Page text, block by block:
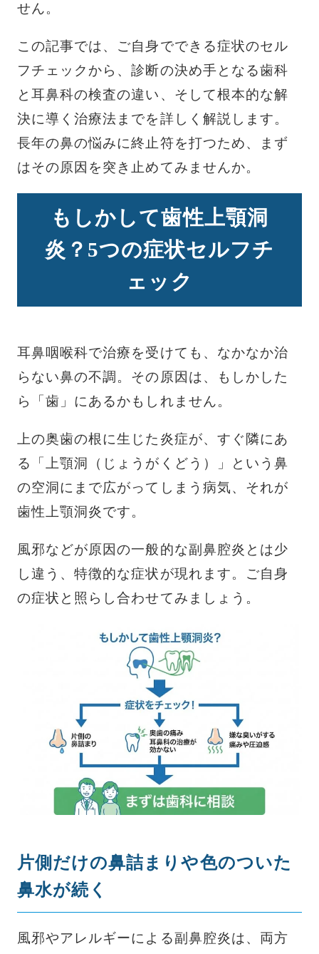
せん。
この記事では、ご自身でできる症状のセル
フチェックから、診断の決め手となる歯科
と耳鼻科の検査の違い、そして根本的な解
決に導く治療法までを詳しく解説します。
長年の鼻の悩みに終止符を打つため、まず
はその原因を突き止めてみませんか。
もしかして歯性上顎洞
炎？5つの症状セルフチ
ェック
耳鼻咽喉科で治療を受けても、なかなか治
らない鼻の不調。その原因は、もしかした
ら「歯」にあるかもしれません。
上の奥歯の根に生じた炎症が、すぐ隣にあ
る「上顎洞（じょうがくどう）」という鼻
の空洞にまで広がってしまう病気、それが
歯性上顎洞炎です。
風邪などが原因の一般的な副鼻腔炎とは少
し違う、特徴的な症状が現れます。ご自身
の症状と照らし合わせてみましょう。
片側だけの鼻詰まりや色のついた
鼻水が続く
風邪やアレルギーによる副鼻腔炎は、両方